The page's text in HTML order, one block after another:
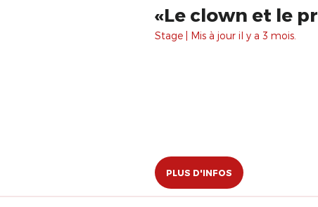
Stage | Mis à jour il y a 3 mois.
PLUS D'INFOS